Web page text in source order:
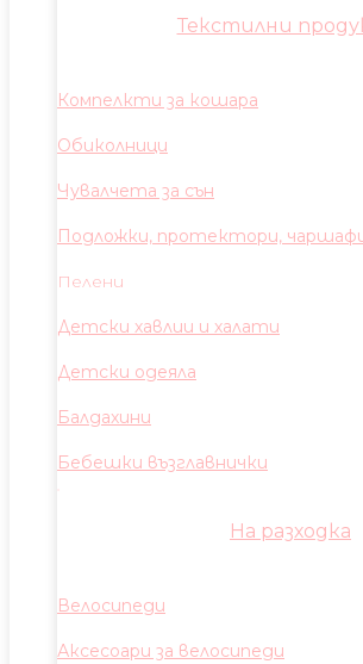
Текстилни
Компелкти за кошара
Обиколници
Чувалчета за сън
Подложки, протектори,
Пелени
Детски хавлии и халати
Детски одеяла
Балдахини
Бебешки възглавнички
На разходка
Велосипеди
Аксесоари за велосипеди